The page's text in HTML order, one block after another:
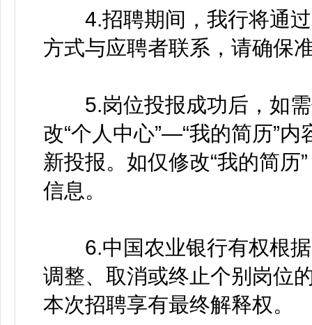
4.招聘期间，我行将通过
方式与应聘者联系，请确保
5.岗位投报成功后，如需
改“个人中心”—“我的简历”
新投报。如仅修改“我的简
信息。
6.中国农业银行有权根据
调整、取消或终止个别岗位
本次招聘享有最终解释权。